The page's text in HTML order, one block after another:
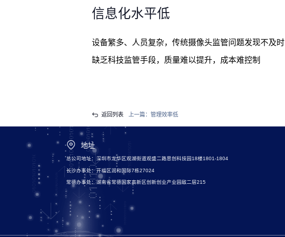
信息化水平低
设备繁多、人员复杂，传统摄像头监管问题发现不及时
缺乏科技监管手段，质量难以提升，成本难控制
返回列表 上一篇： 管理效率低
地址
总公司地址：深圳市龙华区观湖街道观盛二路思创科技园18楼1801-1804
长沙办事处：开福区润和国际7栋27024
常德办事处：湖南省常德国家高新区创新创业产业园敌二层215